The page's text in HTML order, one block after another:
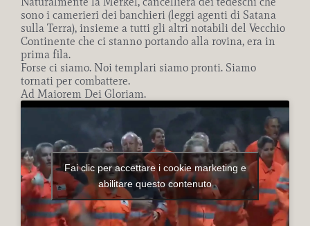
sono i camerieri dei banchieri (leggi agenti di Satana
sulla Terra), insieme a tutti gli altri notabili del Vecchio
Continente che ci stanno portando alla rovina, era in
prima fila.
Forse ci siamo. Noi templari siamo pronti. Siamo
tornati per combattere.
Ad Maiorem Dei Gloriam.
Fai clic per accettare i cookie marketing e
abilitare questo contenuto